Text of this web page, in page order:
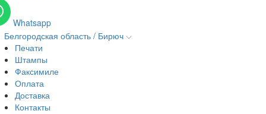
Whatsapp
Белгородская область / Бирюч
Печати
Штампы
Факсимиле
Оплата
Доставка
Контакты